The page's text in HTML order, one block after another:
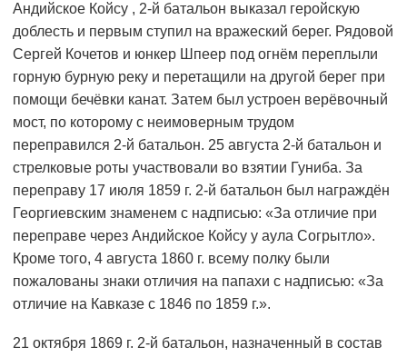
Андийское Койсу , 2-й батальон выказал геройскую
доблесть и первым ступил на вражеский берег. Рядовой
Сергей Кочетов и юнкер Шпеер под огнём переплыли
горную бурную реку и перетащили на другой берег при
помощи бечёвки канат. Затем был устроен верёвочный
мост, по которому с неимоверным трудом
переправился 2-й батальон. 25 августа 2-й батальон и
стрелковые роты участвовали во взятии Гуниба. За
переправу 17 июля 1859 г. 2-й батальон был награждён
Георгиевским знаменем с надписью: «За отличие при
переправе через Андийское Койсу у аула Согрытло».
Кроме того, 4 августа 1860 г. всему полку были
пожалованы знаки отличия на папахи с надписью: «За
отличие на Кавказе с 1846 по 1859 г.».
21 октября 1869 г. 2-й батальон, назначенный в состав